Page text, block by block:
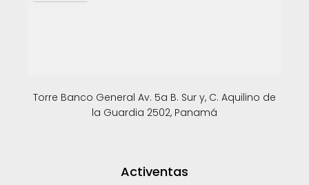
Torre Banco General Av. 5a B. Sur y, C. Aquilino de
la Guardia 2502, Panamá
Activentas